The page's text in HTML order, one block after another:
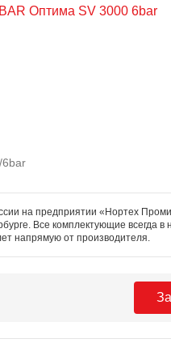
6bar
на предприятии «Нортех
Все комплектующие всегда в
напрямую от производителя.